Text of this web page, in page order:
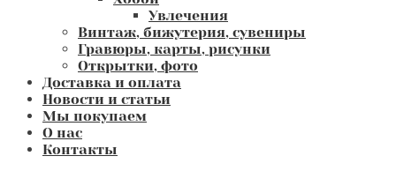
Увлечения
Винтаж, бижутерия, сувениры
Гравюры, карты, рисунки
Открытки, фото
Доставка и оплата
Новости и статьи
Мы покупаем
О нас
Контакты